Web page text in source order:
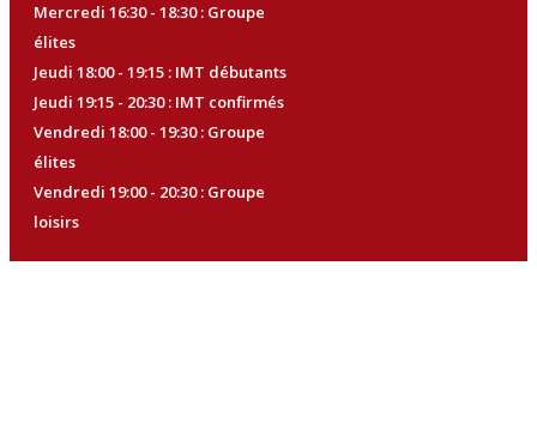
Mercredi 16:30 - 18:30 : Groupe
élites
Jeudi 18:00 - 19:15 : IMT débutants
Jeudi 19:15 - 20:30 : IMT confirmés
Vendredi 18:00 - 19:30 : Groupe
élites
Vendredi 19:00 - 20:30 : Groupe
loisirs